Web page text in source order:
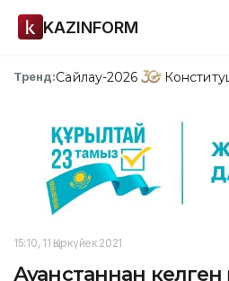
KAZINFORM
Тренд:Сайлау-2026
15:10, 11 Қыркүйек 2021
Ауғанстаннан